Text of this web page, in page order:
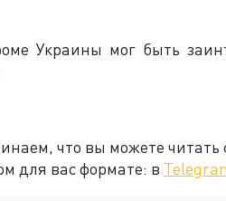
Украины мог быть
что вы можете
для вас формате: в